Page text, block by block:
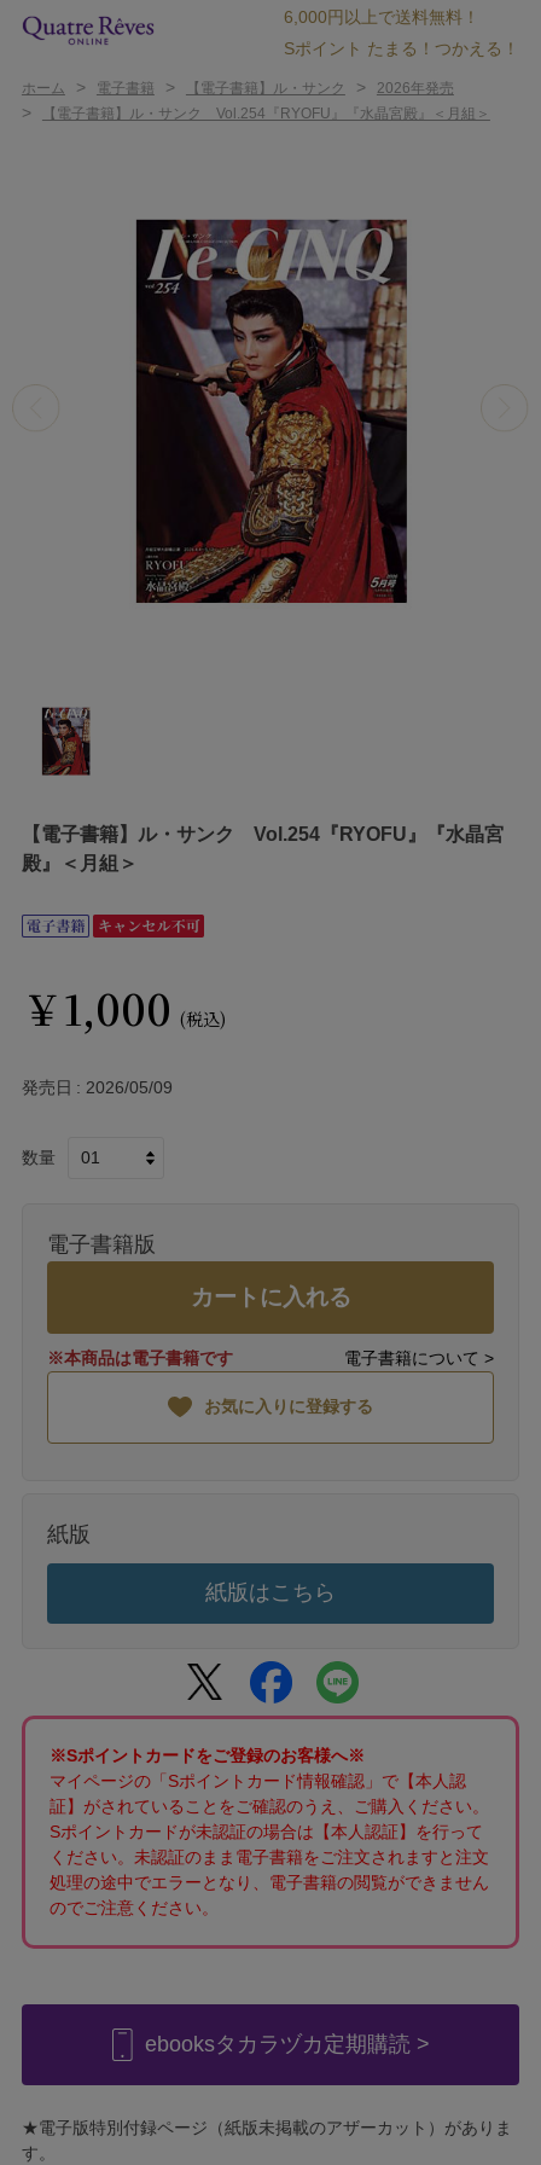
6,000円以上で送料無料！
Sポイント たまる！つかえる！
ホーム > 電子書籍 > 【電子書籍】ル・サンク > 2026年発売
> 【電子書籍】ル・サンク Vol.254『RYOFU』『水晶宮殿』＜月組＞
【電子書籍】ル・サンク Vol.254『RYOFU』『水晶宮
殿』＜月組＞
￥1,000 (税込)
発売日 2026/05/09
数量
電子書籍版
カートに入れる
※本商品は電子書籍です 電子書籍について >
お気に入りに登録する
紙版
紙版はこちら
※Sポイントカードをご登録のお客様へ※
マイページの「Sポイントカード情報確認」で【本人認
証】がされていることをご確認のうえ、ご購入ください。
Sポイントカードが未認証の場合は【本人認証】を行って
ください。未認証のまま電子書籍をご注文されますと注文
処理の途中でエラーとなり、電子書籍の閲覧ができません
のでご注意ください。
ebooksタカラヅカ定期購読 >
★電子版特別付録ページ（紙版未掲載のアザーカット）がありま
す。